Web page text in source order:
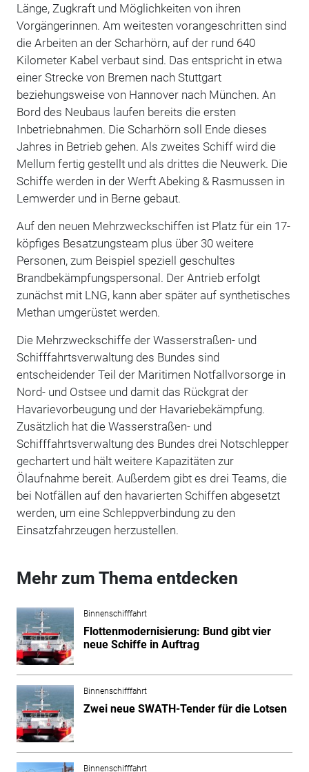
Länge, Zugkraft und Möglichkeiten von ihren
Vorgängerinnen. Am weitesten vorangeschritten sind
die Arbeiten an der Scharhörn, auf der rund 640
Kilometer Kabel verbaut sind. Das entspricht in etwa
einer Strecke von Bremen nach Stuttgart
beziehungsweise von Hannover nach München. An
Bord des Neubaus laufen bereits die ersten
Inbetriebnahmen. Die Scharhörn soll Ende dieses
Jahres in Betrieb gehen. Als zweites Schiff wird die
Mellum fertig gestellt und als drittes die Neuwerk. Die
Schiffe werden in der Werft Abeking & Rasmussen in
Lemwerder und in Berne gebaut.
Auf den neuen Mehrzweckschiffen ist Platz für ein 17-
köpfiges Besatzungsteam plus über 30 weitere
Personen, zum Beispiel speziell geschultes
Brandbekämpfungspersonal. Der Antrieb erfolgt
zunächst mit LNG, kann aber später auf synthetisches
Methan umgerüstet werden.
Die Mehrzweckschiffe der Wasserstraßen- und
Schifffahrtsverwaltung des Bundes sind
entscheidender Teil der Maritimen Notfallvorsorge in
Nord- und Ostsee und damit das Rückgrat der
Havarievorbeugung und der Havariebekämpfung.
Zusätzlich hat die Wasserstraßen- und
Schifffahrtsverwaltung des Bundes drei Notschlepper
gechartert und hält weitere Kapazitäten zur
Ölaufnahme bereit. Außerdem gibt es drei Teams, die
bei Notfällen auf den havarierten Schiffen abgesetzt
werden, um eine Schleppverbindung zu den
Einsatzfahrzeugen herzustellen.
Mehr zum Thema entdecken
Binnenschifffahrt
Flottenmodernisierung: Bund gibt vier
neue Schiffe in Auftrag
Binnenschifffahrt
Zwei neue SWATH-Tender für die Lotsen
Binnenschifffahrt